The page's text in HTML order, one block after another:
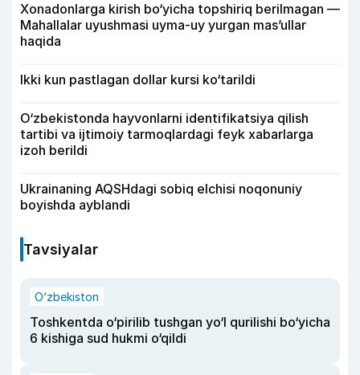
Xonadonlarga kirish bo‘yicha topshiriq berilmagan —
Mahallalar uyushmasi uyma-uy yurgan mas’ullar
haqida
Ikki kun pastlagan dollar kursi ko‘tarildi
O‘zbekistonda hayvonlarni identifikatsiya qilish
tartibi va ijtimoiy tarmoqlardagi feyk xabarlarga
izoh berildi
Ukrainaning AQSHdagi sobiq elchisi noqonuniy
boyishda ayblandi
Tavsiyalar
O‘zbekiston
Toshkentda o‘pirilib tushgan yo‘l qurilishi bo‘yicha
6 kishiga sud hukmi o‘qildi